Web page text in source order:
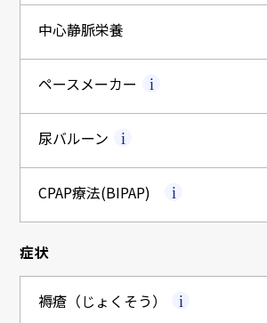
中心静脈栄養
ペースメーカー
尿バルーン
CPAP療法(BIPAP)
症状
褥瘡（じょくそう）